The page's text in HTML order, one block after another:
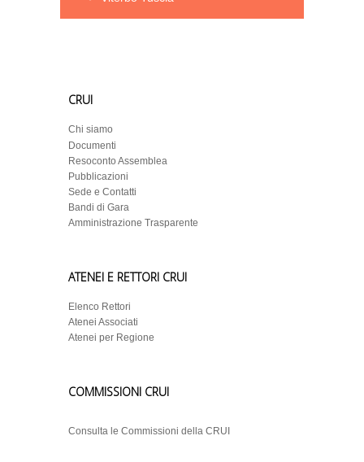
CRUI
Chi siamo
Documenti
Resoconto Assemblea
Pubblicazioni
Sede e Contatti
Bandi di Gara
Amministrazione Trasparente
ATENEI E RETTORI CRUI
Elenco Rettori
Atenei Associati
Atenei per Regione
COMMISSIONI CRUI
Consulta le Commissioni della CRUI